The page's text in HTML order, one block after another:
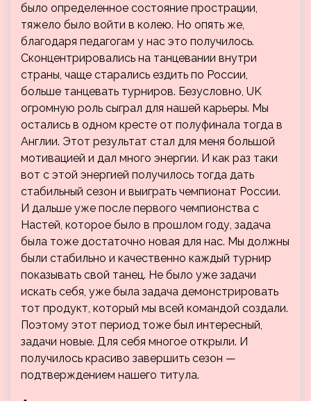
было определенное состояние прострации,
тяжело было войти в колею. Но опять же,
благодаря педагогам у нас это получилось.
Сконцентрировались на танцевании внутри
страны, чаще старались ездить по России,
больше танцевать турниров. Безусловно, UK
огромную роль сыграл для нашей карьеры. Мы
остались в одном кресте от полуфинала тогда в
Англии. Этот результат стал для меня большой
мотивацией и дал много энергии. И как раз таки
вот с этой энергией получилось тогда дать
стабильный сезон и выиграть чемпионат России.
И дальше уже после первого чемпионства с
Настей, которое было в прошлом году, задача
была тоже достаточно новая для нас. Мы должны
были стабильно и качественно каждый турнир
показывать свой танец. Не было уже задачи
искать себя, уже была задача демонстрировать
тот продукт, который мы всей командой создали.
Поэтому этот период тоже был интересный,
задачи новые. Для себя многое открыли. И
получилось красиво завершить сезон —
подтверждением нашего титула.